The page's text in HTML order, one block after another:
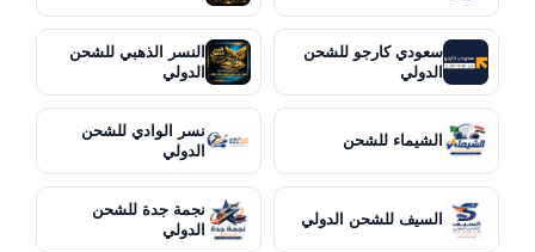
سعودي كارجو للشحن
الدولي
النسر الذهبي للشحن
الدولي
الشيماء للشحن
نسر الوادي للشحن
الدولي
السيف للشحن الدولي
نجمة جدة للشحن
الدولي